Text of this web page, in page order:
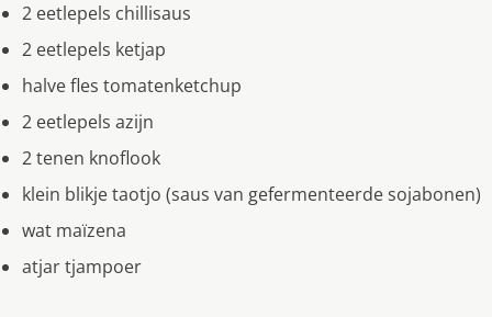
2 eetlepels chillisaus
2 eetlepels ketjap
halve fles tomatenketchup
2 eetlepels azijn
2 tenen knoflook
klein blikje taotjo (saus van gefermenteerde sojabonen)
wat maïzena
atjar tjampoer